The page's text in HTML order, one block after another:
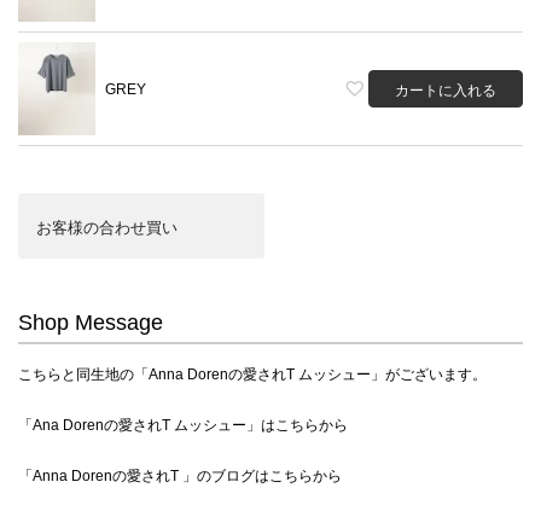
GREY カートに入れる
お客様の合わせ買い
Shop Message
こちらと同生地の 「Anna Dorenの愛されT ムッシュー」 がございます。
「Ana Dorenの愛されT ムッシュー」はこちらから
「Anna Dorenの愛されT 」のブログはこちらから